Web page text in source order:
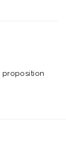
proposition